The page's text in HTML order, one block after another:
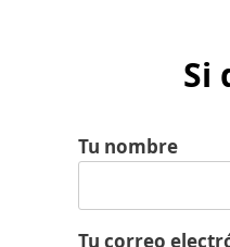
Si
Tu nombre
Tu correo